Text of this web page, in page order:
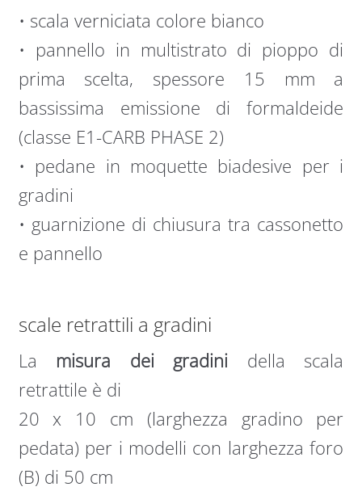
• scala verniciata colore bianco
• pannello in multistrato di pioppo di
prima scelta, spessore 15 mm a
bassissima emissione di formaldeide
(classe E1-CARB PHASE 2)
• pedane in moquette biadesive per i
gradini
• guarnizione di chiusura tra cassonetto
e pannello
scale retrattili a gradini
La misura dei gradini della scala
retrattile è di
20 x 10 cm (larghezza gradino per
pedata) per i modelli con larghezza foro
(B) di 50 cm